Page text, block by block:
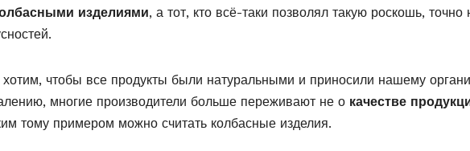
изделиями, а тот, кто всё-таки позволял такую роскошь, точно
чтобы все продукты были натуральными и приносили нашему
многие производители больше переживают не о качестве
тому примером можно считать колбасные изделия.